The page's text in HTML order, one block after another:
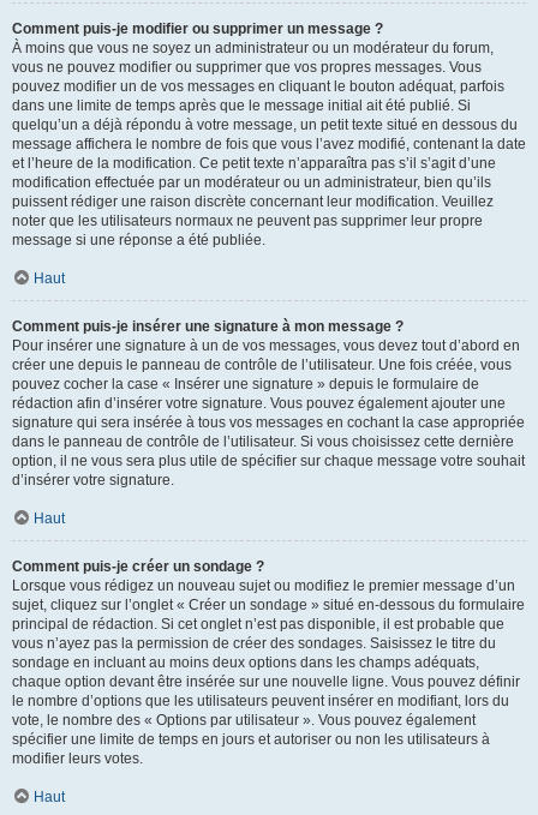
Comment puis-je modifier ou supprimer un message ?
À moins que vous ne soyez un administrateur ou un modérateur du forum,
vous ne pouvez modifier ou supprimer que vos propres messages. Vous
pouvez modifier un de vos messages en cliquant le bouton adéquat, parfois
dans une limite de temps après que le message initial ait été publié. Si
quelqu’un a déjà répondu à votre message, un petit texte situé en dessous du
message affichera le nombre de fois que vous l’avez modifié, contenant la date
et l’heure de la modification. Ce petit texte n’apparaîtra pas s’il s’agit d’une
modification effectuée par un modérateur ou un administrateur, bien qu’ils
puissent rédiger une raison discrète concernant leur modification. Veuillez
noter que les utilisateurs normaux ne peuvent pas supprimer leur propre
message si une réponse a été publiée.
Haut
Comment puis-je insérer une signature à mon message ?
Pour insérer une signature à un de vos messages, vous devez tout d’abord en
créer une depuis le panneau de contrôle de l’utilisateur. Une fois créée, vous
pouvez cocher la case « Insérer une signature » depuis le formulaire de
rédaction afin d’insérer votre signature. Vous pouvez également ajouter une
signature qui sera insérée à tous vos messages en cochant la case appropriée
dans le panneau de contrôle de l’utilisateur. Si vous choisissez cette dernière
option, il ne vous sera plus utile de spécifier sur chaque message votre souhait
d’insérer votre signature.
Haut
Comment puis-je créer un sondage ?
Lorsque vous rédigez un nouveau sujet ou modifiez le premier message d’un
sujet, cliquez sur l’onglet « Créer un sondage » situé en-dessous du formulaire
principal de rédaction. Si cet onglet n’est pas disponible, il est probable que
vous n’ayez pas la permission de créer des sondages. Saisissez le titre du
sondage en incluant au moins deux options dans les champs adéquats,
chaque option devant être insérée sur une nouvelle ligne. Vous pouvez définir
le nombre d’options que les utilisateurs peuvent insérer en modifiant, lors du
vote, le nombre des « Options par utilisateur ». Vous pouvez également
spécifier une limite de temps en jours et autoriser ou non les utilisateurs à
modifier leurs votes.
Haut